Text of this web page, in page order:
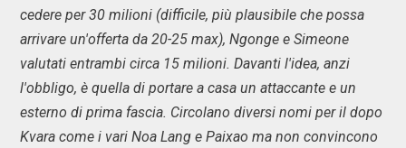
cedere per 30 milioni (difficile, più plausibile che possa
arrivare un'offerta da 20-25 max), Ngonge e Simeone
valutati entrambi circa 15 milioni. Davanti l'idea, anzi
l'obbligo, è quella di portare a casa un attaccante e un
esterno di prima fascia. Circolano diversi nomi per il dopo
Kvara come i vari Noa Lang e Paixao ma non convincono